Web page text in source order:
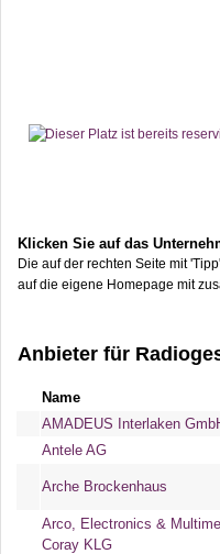
Klicken Sie auf das
Die auf der rechten Seite mit
auf die eigene Homepage mit
Anbieter für
Name
AMADEUS Interlaken
Antele AG
Arche Brockenhaus
Arco, Electronics &
Coray KLG